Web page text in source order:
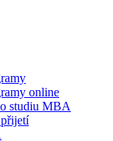
online
studiu MBA